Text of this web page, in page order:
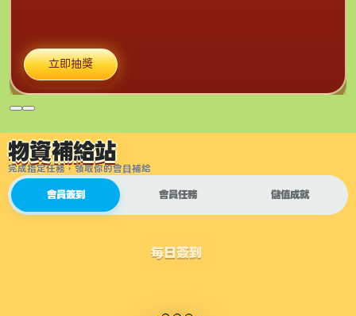
立即抽獎
物資補給站
完成指定任務，領取你的會員補給
會員簽到 會員任務 儲值成就
每日簽到